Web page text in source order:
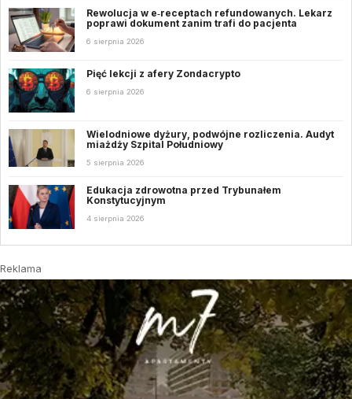
Rewolucja w e‑receptach refundowanych. Lekarz
poprawi dokument zanim trafi do pacjenta
6 sierpnia 2026
Pięć lekcji z afery Zondacrypto
6 sierpnia 2026
Wielodniowe dyżury, podwójne rozliczenia. Audyt
miażdży Szpital Południowy
5 sierpnia 2026
Edukacja zdrowotna przed Trybunałem
Konstytucyjnym
4 sierpnia 2026
Reklama